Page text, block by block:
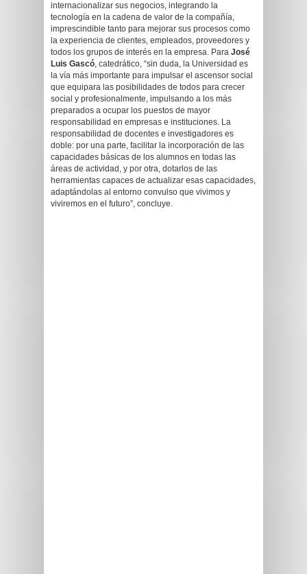
internacionalizar sus negocios, integrando la
tecnología en la cadena de valor de la compañía,
imprescindible tanto para mejorar sus procesos como
la experiencia de clientes, empleados, proveedores y
todos los grupos de interés en la empresa. Para José
Luis Gascó, catedrático, “sin duda, la Universidad es
la vía más importante para impulsar el ascensor social
que equipara las posibilidades de todos para crecer
social y profesionalmente, impulsando a los más
preparados a ocupar los puestos de mayor
responsabilidad en empresas e instituciones. La
responsabilidad de docentes e investigadores es
doble: por una parte, facilitar la incorporación de las
capacidades básicas de los alumnos en todas las
áreas de actividad, y por otra, dotarlos de las
herramientas capaces de actualizar esas capacidades,
adaptándolas al entorno convulso que vivimos y
viviremos en el futuro”, concluye.